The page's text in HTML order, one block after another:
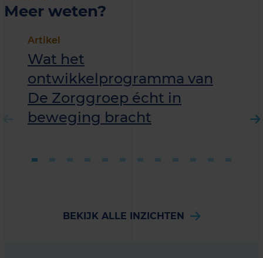
Meer weten?
Artikel
Wat het
ontwikkelprogramma van
De Zorggroep écht in
beweging bracht
BEKIJK ALLE INZICHTEN